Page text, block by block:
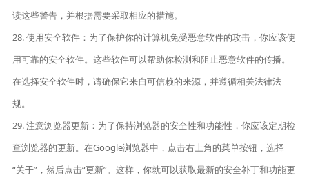
读这些警告，并根据需要采取相应的措施。
28. 使用安全软件：为了保护你的计算机免受恶意软件的攻击，你应该使
用可靠的安全软件。这些软件可以帮助你检测和阻止恶意软件的传播。
在选择安全软件时，请确保它来自可信赖的来源，并遵循相关法律法
规。
29. 注意浏览器更新：为了保持浏览器的安全性和功能性，你应该定期检
查浏览器的更新。在Google浏览器中，点击右上角的菜单按钮，选择
“关于”，然后点击“更新”。这样，你就可以获取最新的安全补丁和功能更